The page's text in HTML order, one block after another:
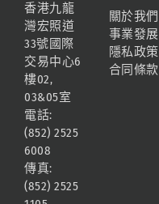
香港九龍
灣宏照道
33號國際
交易中心6
樓02,
03&05室
電話:
(852) 2525
6008
傳真:
(852) 2525
關於我們
事業發展
隱私政策
合同條款